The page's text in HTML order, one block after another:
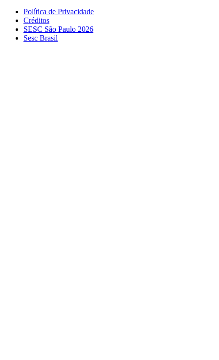
Política de Privacidade
Créditos
SESC São Paulo 2026
Sesc Brasil